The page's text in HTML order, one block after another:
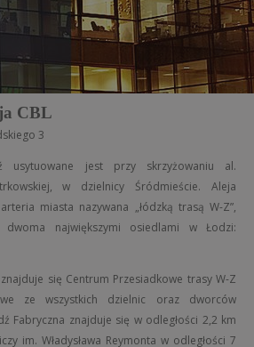
CBL
3
usytuowane jest przy skrzyżowaniu al.
w dzielnicy Śródmieście. Aleja
miasta nazywana „łódzką trasą W-Z”,
dwoma największymi osiedlami w Łodzi:
się Centrum Przesiadkowe trasy W-Z
ze wszystkich dzielnic oraz dworców
Fabryczna znajduje się w odległości 2,2 km
im. Władysława Reymonta w odległości 7